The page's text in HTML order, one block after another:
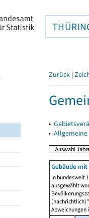
Zurück |
▸
▸
Gebäude
In bundesweit
ausgewählt
Abweichungen